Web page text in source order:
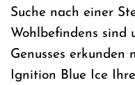
Suche nach einer
Wohlbefindens sind
Genusses erkunden
Ignition Blue Ice